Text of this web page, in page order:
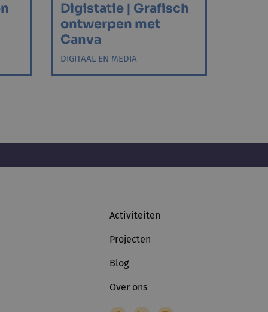
Digistatie | Grafisch
ontwerpen met
Canva
DIGITAAL EN MEDIA
Activiteiten
Projecten
Blog
Over ons